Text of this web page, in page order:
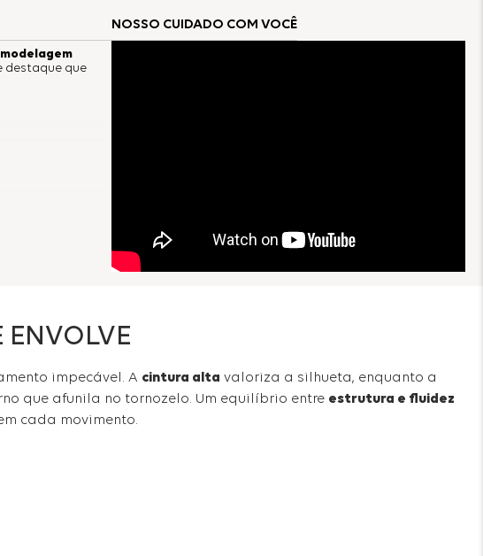
modelagem
destaque que
NOSSO CUIDADO COM VOCÊ
ENVOLVE
impecável. A cintura alta valoriza a silhueta, enquanto a
que afunila no tornozelo. Um equilíbrio entre estrutura e fluidez
cada movimento.